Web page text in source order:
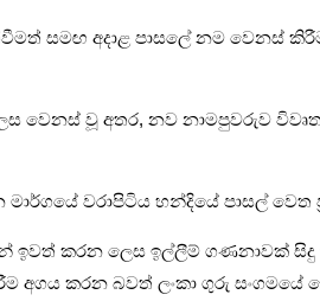
සමඟ අදාළ පාසලේ නම වෙනස්
වෙනස් වූ අතර, නව නාම­පු­ව­රුව
වරා­පි­ටිය හන්දියේ පාසල්
ඉවත් කරන ලෙස ඉල්ලීම් ගණ­නා­වක්
අගය කරන බවත් ලංකා ගුරු සංග­මයේ